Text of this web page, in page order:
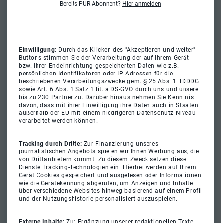
Bereits PUR-Abonnent? Hier anmelden
Einwilligung: Durch das Klicken des "Akzeptieren und weiter"-
Buttons stimmen Sie der Verarbeitung der auf Ihrem Gerät
bzw. Ihrer Endeinrichtung gespeicherten Daten wie z.B.
persönlichen Identifikatoren oder IP-Adressen für die
beschriebenen Verarbeitungszwecke gem. § 25 Abs. 1 TDDDG
sowie Art. 6 Abs. 1 Satz 1 lit. a DS-GVO durch uns und unsere
bis zu230 Partner zu. Darüber hinaus nehmen Sie Kenntnis
davon, dass mit ihrer Einwilligung ihre Daten auch in Staaten
außerhalb der EU mit einem niedrigeren Datenschutz-Niveau
verarbeitet werden können.
Tracking durch Dritte: Zur Finanzierung unseres
journalistischen Angebots spielen wir Ihnen Werbung aus, die
von Drittanbietern kommt. Zu diesem Zweck setzen diese
Dienste Tracking-Technologien ein. Hierbei werden auf Ihrem
Gerät Cookies gespeichert und ausgelesen oder Informationen
wie die Gerätekennung abgerufen, um Anzeigen und Inhalte
über verschiedene Websites hinweg basierend auf einem Profil
und der Nutzungshistorie personalisiert auszuspielen.
Externe Inhalte:Zur Ergänzung unserer redaktionellen Texte,